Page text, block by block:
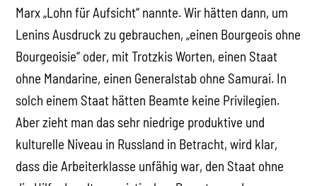
Marx „Lohn für Aufsicht“ nannte. Wir hätten dann, um
Lenins Ausdruck zu gebrauchen, „einen Bourgeois ohne
Bourgeoisie“ oder, mit Trotzkis Worten, einen Staat
ohne Mandarine, einen Generalstab ohne Samurai. In
solch einem Staat hätten Beamte keine Privilegien.
Aber zieht man das sehr niedrige produktive und
kulturelle Niveau in Russland in Betracht, wird klar,
dass die Arbeiterklasse unfähig war, den Staat ohne